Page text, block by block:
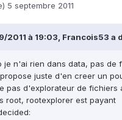
5 septembre 2011
2011 à 19:03, Francois53 a
je n'ai rien dans data, pas de
juste d'en creer un
pas d'explorateur de fichiers
root, rootexplorer est payant